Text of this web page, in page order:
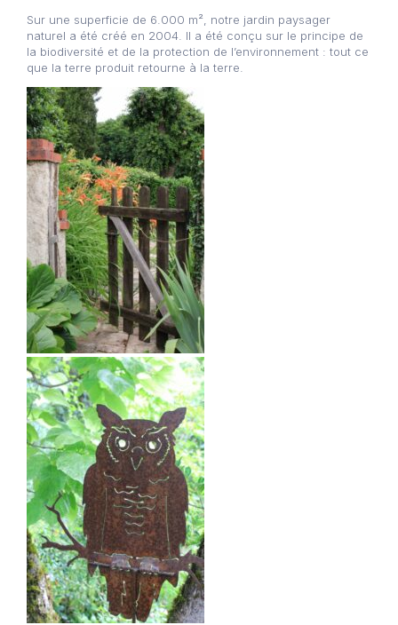
Sur une superficie de 6.000 m², notre jardin paysager
naturel a été créé en 2004. Il a été conçu sur le principe de
la biodiversité et de la protection de l’environnement : tout ce
que la terre produit retourne à la terre.